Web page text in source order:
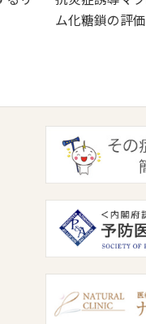
ム化糖鎖の評